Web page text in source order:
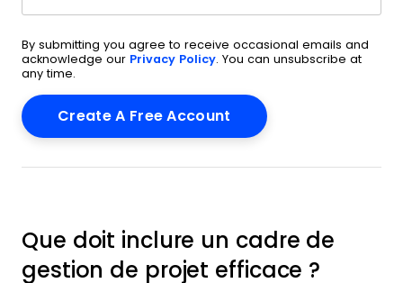
By submitting you agree to receive occasional emails and
acknowledge our Privacy Policy. You can unsubscribe at
any time.
Que doit inclure un cadre de
gestion de projet efficace ?